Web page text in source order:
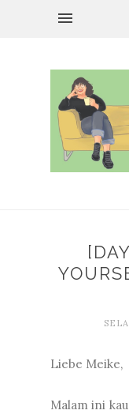
Liebe Meike,
Malam ini